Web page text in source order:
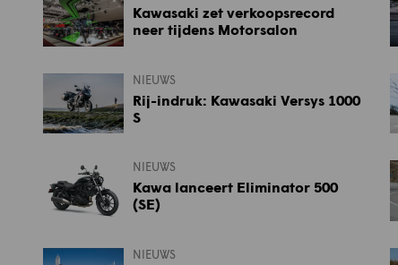
Kawasaki zet verkoopsrecord
neer tijdens Motorsalon
NIEUWS
Rij-indruk: Kawasaki Versys 1000
S
NIEUWS
Kawa lanceert Eliminator 500
(SE)
NIEUWS